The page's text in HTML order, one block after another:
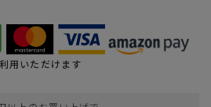
用いただけます